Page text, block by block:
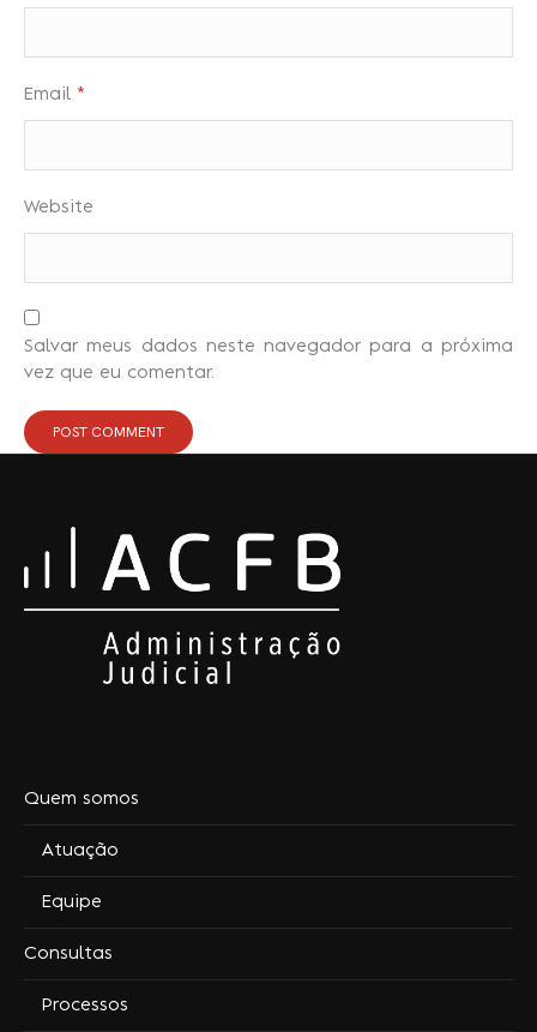
Email *
Website
Salvar meus dados neste navegador para a próxima
vez que eu comentar.
Quem somos
Atuação
Equipe
Consultas
Processos